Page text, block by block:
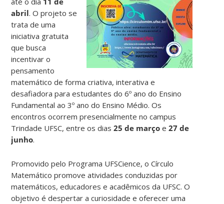
abril. O projeto se
trata de uma
iniciativa gratuita
que busca
incentivar o
pensamento
matemático de forma criativa, interativa e
desafiadora para estudantes do 6º ano do Ensino
Fundamental ao 3º ano do Ensino Médio. Os
encontros ocorrem presencialmente no campus
Trindade UFSC, entre os dias25 de marçoe 27 de
junho.
Promovido pelo Programa UFSCience, o Círculo
Matemático promove atividades conduzidas por
matemáticos, educadores e acadêmicos da UFSC. O
objetivo é despertar a curiosidade e oferecer uma